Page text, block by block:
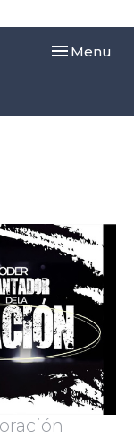
Toggle
Menu